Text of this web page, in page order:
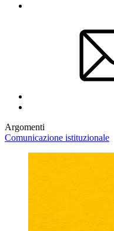
Argomenti
Comunicazione istituzionale